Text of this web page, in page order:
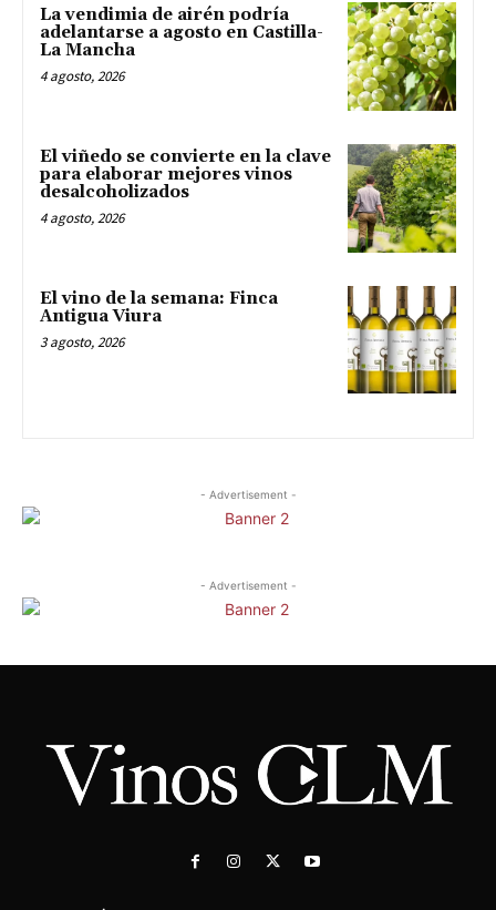
La vendimia de airén podría
adelantarse a agosto en Castilla-
La Mancha
4 agosto, 2026
El viñedo se convierte en la clave
para elaborar mejores vinos
desalcoholizados
4 agosto, 2026
El vino de la semana: Finca
Antigua Viura
3 agosto, 2026
- Advertisement -
- Advertisement -